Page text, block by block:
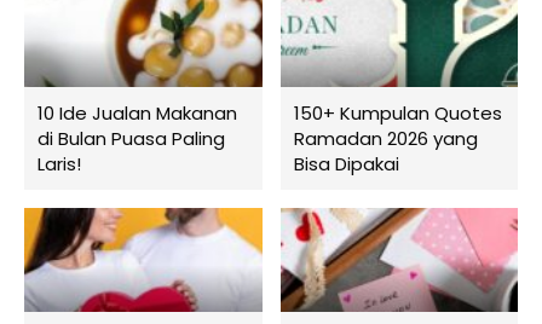
10 Ide Jualan Makanan
di Bulan Puasa Paling
Laris!
150+ Kumpulan Quotes
Ramadan 2026 yang
Bisa Dipakai